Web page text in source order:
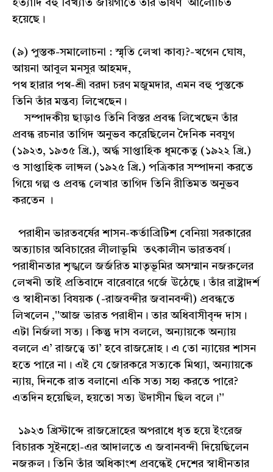
ইত্যাদি বহু বিখ্যাত জায়গাতে তাঁর ভাষণ আলোচিত
হয়েছে।
(৯) পুস্তক-সমালোচনা : স্মৃতি লেখা কাব্য?-খগেন ঘোষ,
আয়না আবুল মনসুর আহমদ,
পথ হারার পথ-শ্রী বরদা চরণ মজুমদার, এমন বহু পুস্তকে
তিনি তাঁর মন্তব্য লিখেছেন।
সম্পাদকীয় ছাড়াও তিনি বিস্তর প্রবন্ধ লিখেছেন তাঁর
প্রবন্ধ রচনার তাগিদ অনুভব করেছিলেন দৈনিক নবযুগ
(১৯২৩, ১৯৩৫ খ্রি.), অর্দ্ধ সাপ্তাহিক ধূমকেতু (১৯২২ খ্রি.)
ও সাপ্তাহিক লাঙ্গল (১৯২৫ খ্রি.) পত্রিকার সম্পাদনা করতে
গিয়ে গল্প ও প্রবন্ধ লেখার তাগিদ তিনি রীতিমত অনুভব
করতেন ।
পরাধীন ভারতবর্ষের শাসন-কর্তাব্রিটিশ বেনিয়া সরকারের
অত্যাচার অবিচারের লীলাভূমি তৎকালীন ভারতবর্ষ।
পরাধীনতার শৃঙ্খলে জর্জরিত মাতৃভূমির অসম্মান নজরুলের
লেখনী তাই প্রতিবাদে বারেবারে গর্জে উঠেছে। তাঁর রাষ্ট্রাদর্শ
ও স্বাধীনতা বিষয়ক (-রাজবন্দীর জবানবন্দী) প্রবন্ধতে
লিখলেন ,''আজ ভারত পরাধীন। তার অধিবাসীবৃন্দ দাস।
এটা নির্জলা সত্য। কিন্তু দাস বললে, অন্যায়কে অন্যায়
বললে এ’ রাজত্বে তা’ হবে রাজদ্রোহ। এ তো ন্যায়ের শাসন
হতে পারে না। এই যে জোরকরে সত্যকে মিথ্যা, অন্যায়কে
ন্যায়, দিনকে রাত বলানো একি সত্য সহ্য করতে পারে?
এতদিন হয়েছিল, হয়তো সত্য উদাসীন ছিল বলে।’'
১৯২৩ খ্রিস্টাব্দে রাজদ্রোহের অপরাধে ধৃত হয়ে ইংরেজ
বিচারক সুইনহো-এর আদালতে এ জবানবন্দী দিয়েছিলেন
নজরুল। তিনি তাঁর অধিকাংশ প্রবন্ধেই দেশের স্বাধীনতার